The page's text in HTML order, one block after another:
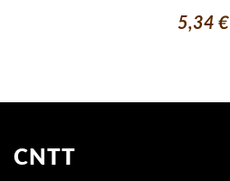
5,34 €
CNTT